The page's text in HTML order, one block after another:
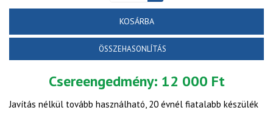
KOSÁRBA
ÖSSZEHASONLÍTÁS
Csereengedmény: 12 000 Ft
Javítás nélkül tovább használható, 20 évnél fiatalabb készülék